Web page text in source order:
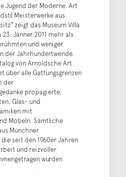
Jugend der Moderne. Art
Meisterwerke aus
zeigt das Museum Villa
Jänner 2011 mehr als
und weniger
der Jahrhundertwende.
von Arnoldsche Art
über alle Gattungsgrenzen
der
propagierte,
Glas- und
mit
Möbeln. Sämtliche
Münchner
seit den 1960er Jahren
und reizvoller
wurden.